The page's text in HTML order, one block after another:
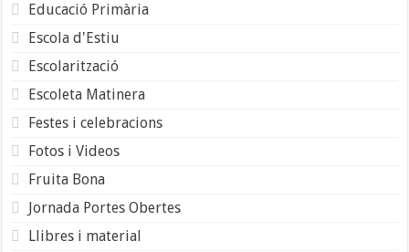
Educació Primària
Escola d'Estiu
Escolarització
Escoleta Matinera
Festes i celebracions
Fotos i Videos
Fruita Bona
Jornada Portes Obertes
Llibres i material